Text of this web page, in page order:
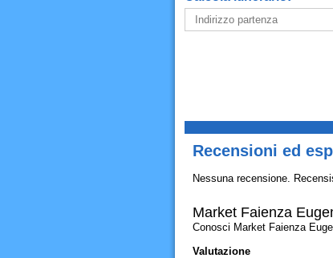
Recensioni ed
Nessuna recensione.
Market Faienza
Conosci Market Faienza
Valutazione